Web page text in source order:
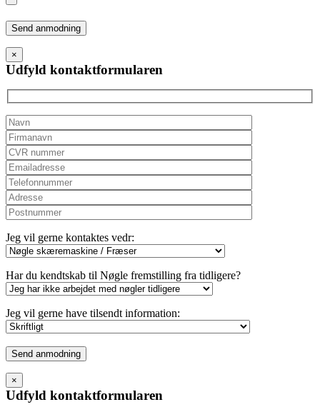
Please
leave
this
field
empty.
×
Udfyld kontaktformularen
Jeg vil gerne kontaktes vedr:
Har du kendtskab til Nøgle fremstilling fra tidligere?
Jeg vil gerne have tilsendt information:
Please
leave
this
field
empty.
×
Udfyld kontaktformularen